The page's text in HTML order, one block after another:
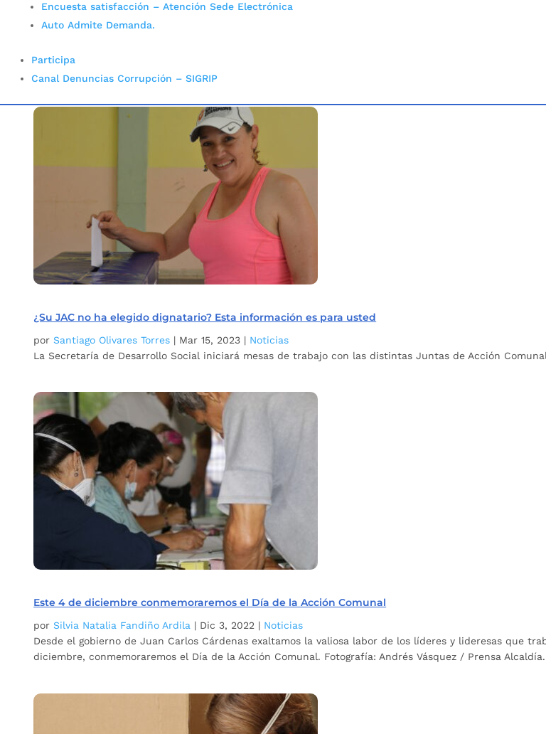
Encuesta satisfacción – Atención Sede Electrónica
Auto Admite Demanda.
Participa
Canal Denuncias Corrupción – SIGRIP
Etiqueta: Juntas de Acción Comunal
¿Su JAC no ha elegido dignatario? Esta información es para usted
porSantiago Olivares Torres | Mar 15, 2023 | Noticias
La Secretaría de Desarrollo Social iniciará mesas de trabajo con las distintas Juntas de Acción
Este 4 de diciembre conmemoraremos el Día de la Acción Comunal
porSilvia Natalia Fandiño Ardila | Dic 3, 2022 | Noticias
Desde el gobierno de Juan Carlos Cárdenas exaltamos la valiosa labor de los líderes y lideresas que
diciembre, conmemoraremos el Día de la Acción Comunal. Fotografía: Andrés Vásquez / Prensa